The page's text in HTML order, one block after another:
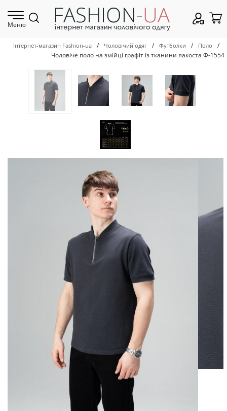
Меню
Інтернет-магазин Fashion-ua / Чоловічий одяг / Футболки / Поло
/
Чоловіче поло на змійці графіт із тканини лакоста Ф-1554